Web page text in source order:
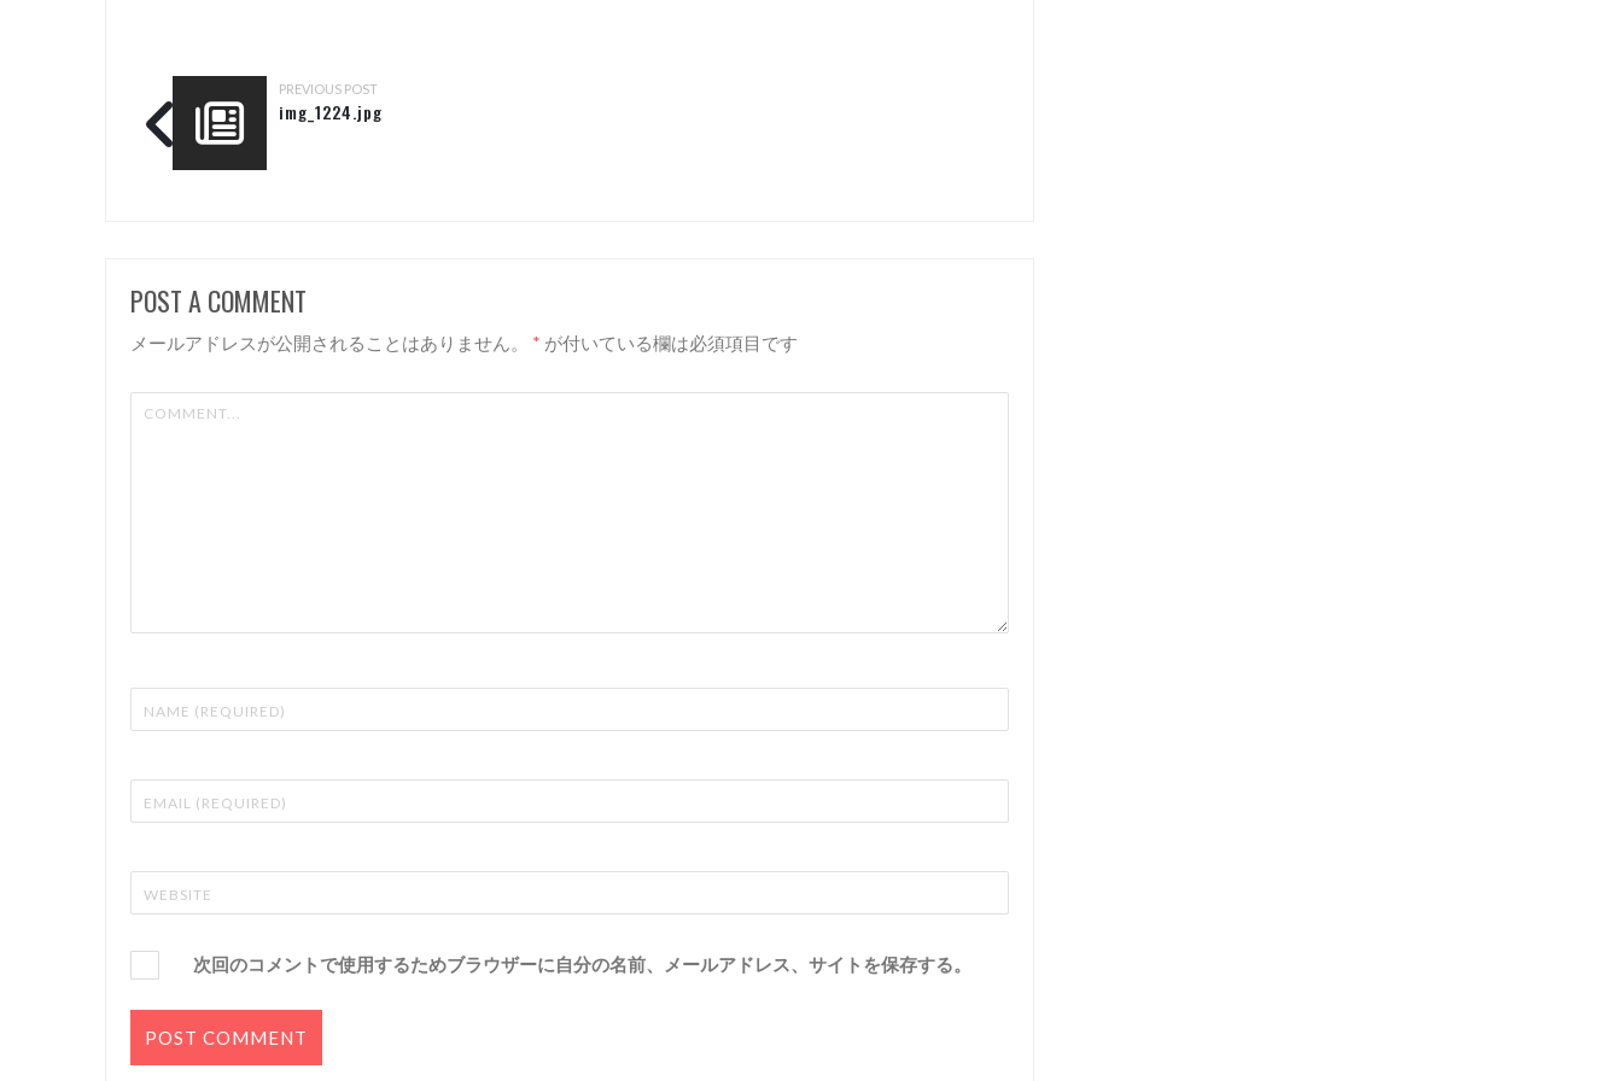
PREVIOUS POST
img_1224.jpg
POST A COMMENT
メールアドレスが公開されることはありません。 * が付いている欄は必須項目です
次回のコメントで使用するためブラウザーに自分の名前、メールアドレス、サイトを保存する。